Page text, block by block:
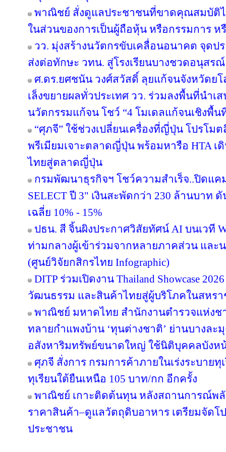
พาณิชย์ สั่งดูแลประชาชนที่ขาดคุณสมบัติ
ในส่วนของการเป็นผู้ถือหุ้น หรือกรรมการ
วว. มุ่งสร้างนวัตกรขับเคลื่อนอนาคต จุดป
ส่งต่อทักษะ วทน. สู่โรงเรียนบางชวดอนุสรณ์
ศ.ดร.ยศชนัน วงศ์สวัสดิ์ ลุยแก้จนจังหวัดย
เล็งขยายผลทั่วประเทศ วว. ร่วมลงพื้นที่นำเ
นวัตกรรมแก้จน โชว์ “4 โมเดลแก้จนเชิงพื้น
“ศุภจี” ใช้ช่วงเปลี่ยนเครื่องที่ญี่ปุ่น โปรโ
พรีเมียมเจาะตลาดญี่ปุ่น พร้อมหารือ HTA
ไทยสู่ตลาดญี่ปุ่น
กรมพัฒนาธุรกิจฯ โชว์ความสำเร็จ..ปิดแค
SELECT ปี 3" เงินสะพัดกว่า 230 ล้านบาท
เฉลี่ย 10% - 15%
ปธน. สี จิ้นผิงประกาศวิสัยทัศน์ AI บนเวที
ท่ามกลางผู้เข้าร่วมจากหลายภาคส่วน และ
(ศูนย์วิจัยกสิกรไทย Infographic)
DITP ร่วมเปิดงาน Thailand Showcase
วัฒนธรรม และสินค้าไทยสู่ผู้บริโภคในสหร
พาณิชย์ มหาดไทย สำนักงานตำรวจแห่ง
ทลายกำแพงบ้าน ‘ทุนต่างชาติ’ ย่านบางละ
อสังหาริมทรัพย์ขนาดใหญ่ ใช้นิติบุคคลบังห
ศุภจี สั่งการ กรมการค้าภายในเร่งระบาย
ทุเรียนใต้ยืนเหนือ 105 บาท/กก อีกครั้ง
พาณิชย์ เกาะติดต้นทุน หลังสถานการณ์พ
ราคาสินค้า–ดูแลวัตถุดิบอาหาร เตรียมจัดโ
ประชาชน